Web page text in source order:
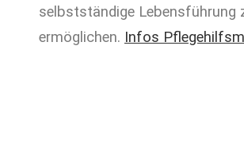
selbstständige Lebensführung
ermöglichen. Infos